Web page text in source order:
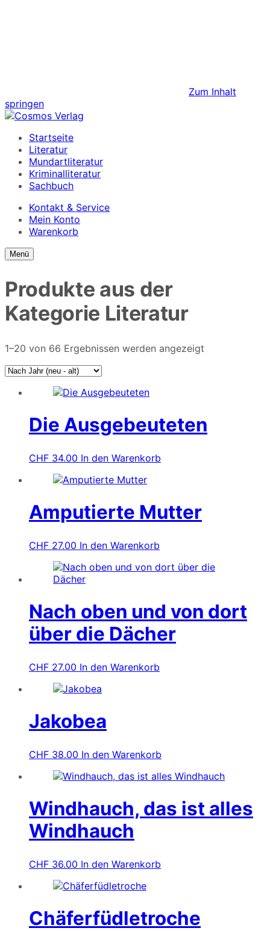
Zum Inhalt
springen
Startseite
Literatur
Mundartliteratur
Kriminalliteratur
Sachbuch
Kontakt & Service
Mein Konto
Warenkorb
Suchformular
Suchformular
Menü
Produkte aus der
Kategorie Literatur
1–20 von 66 Ergebnissen werden angezeigt
Die Ausgebeuteten
CHF 34.00 In den Warenkorb
Amputierte Mutter
CHF 27.00 In den Warenkorb
Nach oben und von dort
über die Dächer
CHF 27.00 In den Warenkorb
Jakobea
CHF 38.00 In den Warenkorb
Windhauch, das ist alles
Windhauch
CHF 36.00 In den Warenkorb
Chäferfüdletroche